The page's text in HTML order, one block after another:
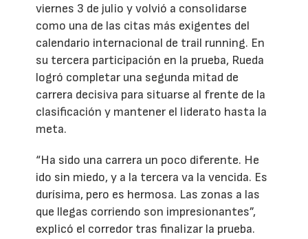
viernes 3 de julio y volvió a consolidarse
como una de las citas más exigentes del
calendario internacional de trail running. En
su tercera participación en la prueba, Rueda
logró completar una segunda mitad de
carrera decisiva para situarse al frente de la
clasificación y mantener el liderato hasta la
meta.
“Ha sido una carrera un poco diferente. He
ido sin miedo, y a la tercera va la vencida. Es
durísima, pero es hermosa. Las zonas a las
que llegas corriendo son impresionantes”,
explicó el corredor tras finalizar la prueba.